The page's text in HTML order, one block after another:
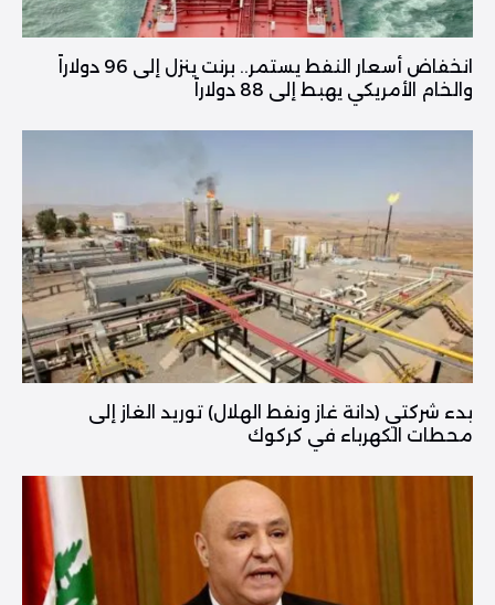
انخفاض أسعار النفط يستمر.. برنت ينزل إلى 96 دولاراً
والخام الأمريكي يهبط إلى 88 دولاراً
بدء شركتي (دانة غاز ونفط الهلال) توريد الغاز إلى
محطات الكهرباء في كركوك